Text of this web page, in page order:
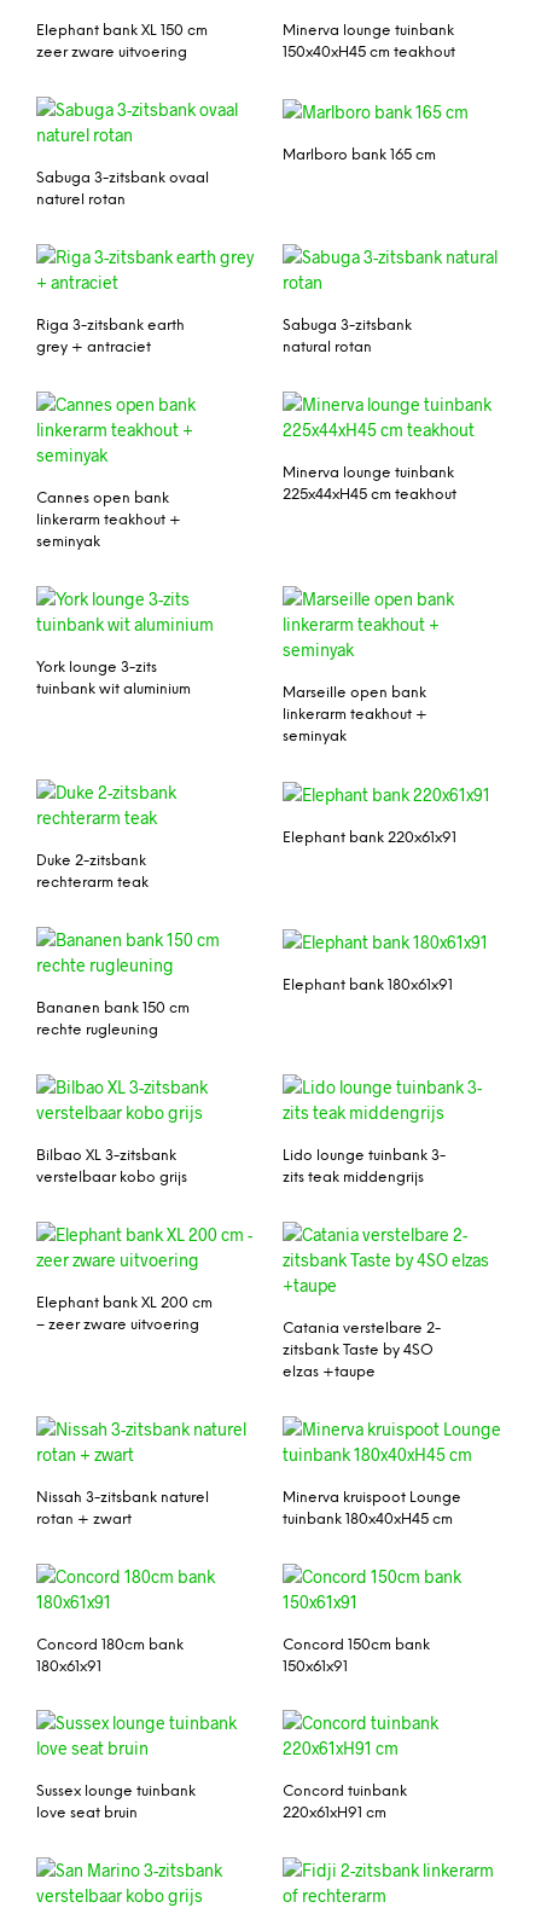
Elephant bank XL 150 cm
zeer zware uitvoering
Minerva lounge tuinbank
150x40xH45 cm teakhout
Sabuga 3-zitsbank ovaal
naturel rotan
Marlboro bank 165 cm
Riga 3-zitsbank earth
grey + antraciet
Sabuga 3-zitsbank
natural rotan
Cannes open bank
linkerarm teakhout +
seminyak
Minerva lounge tuinbank
225x44xH45 cm teakhout
York lounge 3-zits
tuinbank wit aluminium
Marseille open bank
linkerarm teakhout +
seminyak
Duke 2-zitsbank
rechterarm teak
Elephant bank 220x61x91
Bananen bank 150 cm
rechte rugleuning
Elephant bank 180x61x91
Bilbao XL 3-zitsbank
verstelbaar kobo grijs
Lido lounge tuinbank 3-
zits teak middengrijs
Elephant bank XL 200 cm
– zeer zware uitvoering
Catania verstelbare 2-
zitsbank Taste by 4SO
elzas +taupe
Nissah 3-zitsbank naturel
rotan + zwart
Minerva kruispoot Lounge
tuinbank 180x40xH45 cm
Concord 180cm bank
180x61x91
Concord 150cm bank
150x61x91
Sussex lounge tuinbank
love seat bruin
Concord tuinbank
220x61xH91 cm